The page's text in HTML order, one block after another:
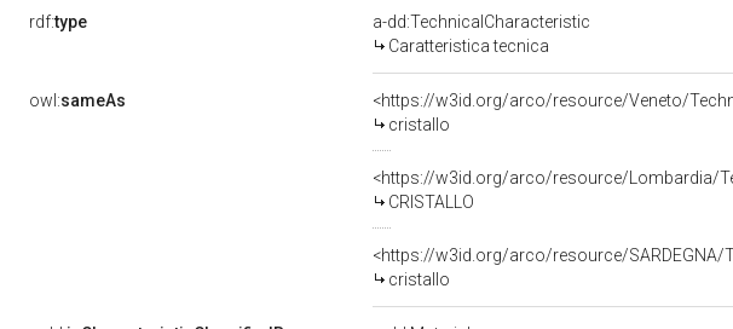
rdf:type
a-dd:TechnicalCharacteristic
Caratteristica tecnica
owl:sameAs
<https://w3id.org/arco/resource/Veneto/
cristallo
<https://w3id.org/arco/resource/Lombardia/
CRISTALLO
<https://w3id.org/arco/resource/
cristallo